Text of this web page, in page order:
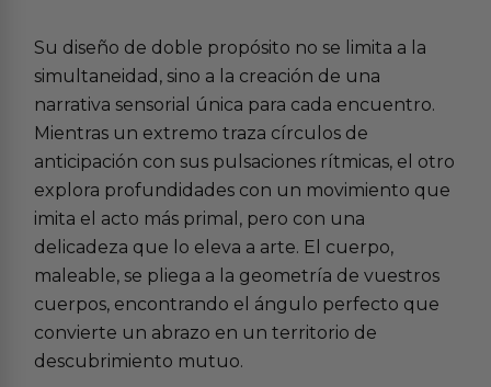
Su diseño de doble propósito no se limita a la
simultaneidad, sino a la creación de una
narrativa sensorial única para cada encuentro.
Mientras un extremo traza círculos de
anticipación con sus pulsaciones rítmicas, el otro
explora profundidades con un movimiento que
imita el acto más primal, pero con una
delicadeza que lo eleva a arte. El cuerpo,
maleable, se pliega a la geometría de vuestros
cuerpos, encontrando el ángulo perfecto que
convierte un abrazo en un territorio de
descubrimiento mutuo.